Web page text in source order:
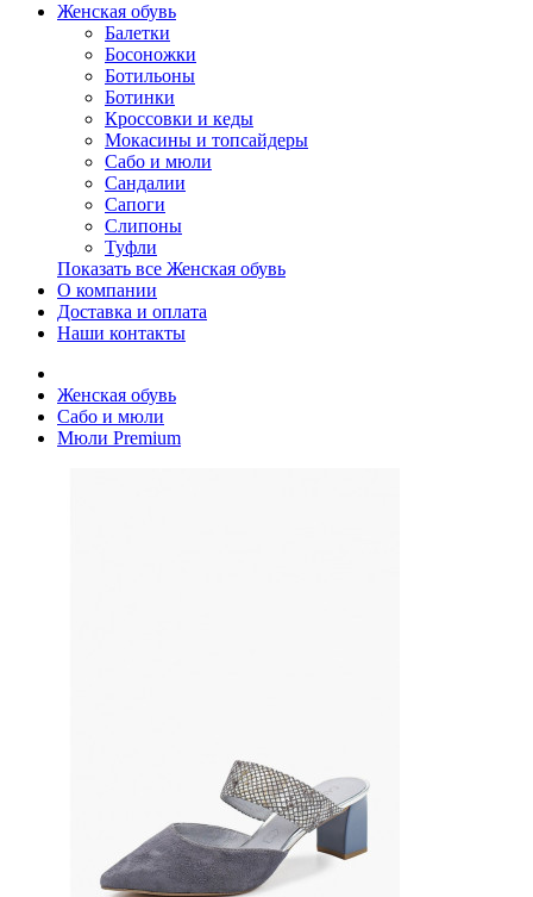
Женская обувь
Балетки
Босоножки
Ботильоны
Ботинки
Кроссовки и кеды
Мокасины и топсайдеры
Сабо и мюли
Сандалии
Сапоги
Слипоны
Туфли
Показать все Женская обувь
О компании
Доставка и оплата
Наши контакты
Женская обувь
Сабо и мюли
Мюли Premium